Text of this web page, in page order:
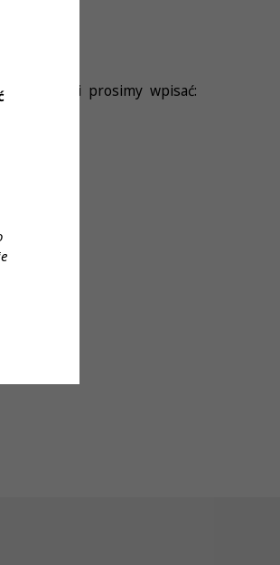
prosimy wpisać: